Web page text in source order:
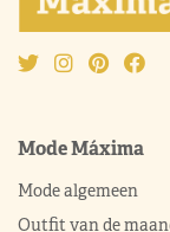
Mode Máxima
Mode algemeen
Outfit van de